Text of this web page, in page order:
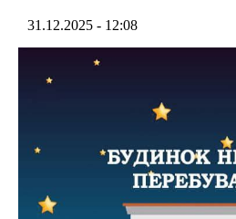
31.12.2025 - 12:08